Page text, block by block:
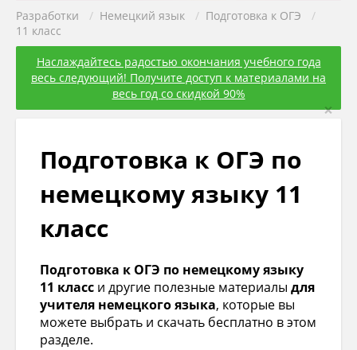
Разработки / Немецкий язык / Подготовка к ОГЭ
/
11 класс
Наслаждайтесь радостью окончания учебного года
весь следующий! Получите доступ к материалами на
весь год со скидкой 90%
×
Подготовка к ОГЭ по
немецкому языку 11
класс
Подготовка к ОГЭ по немецкому языку
11 класс и другие полезные материалы для
учителя немецкого языка, которые вы
можете выбрать и скачать бесплатно в этом
разделе.